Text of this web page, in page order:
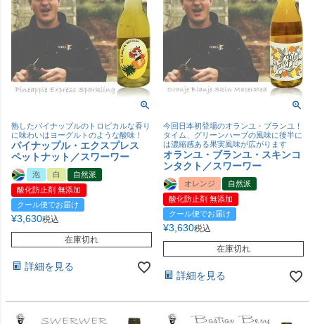
熟したパイナップルのトロピカルな香り
に味わいはヨーグルトのような酸味！
パイナップル・エクスプレス
ペットナット／スワーワー
泡 白
自然派
酸化防止剤 無添加
クール便でお届け
¥3,630税込
在庫切れ
詳細を見る
今回日本初登場のオランユ・ブランユ！
タイム、グリーンハーブの風味に後半に
は濃縮感ある果実風味が広がります
オランユ・ブランユ・スキンコ
ンタクト／スワーワー
オレンジ
自然派
酸化防止剤 無添加
クール便でお届け
¥3,630税込
在庫切れ
詳細を見る